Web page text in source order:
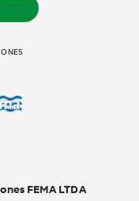
FEMA LTDA